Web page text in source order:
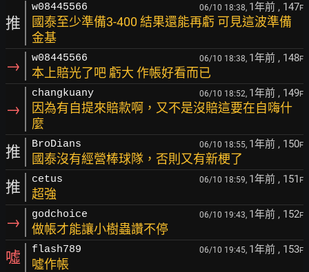
推
w08445566 06/10 18:38, 1年前 , 147F
國泰至少準備3-400 結果還能再虧 可見這波準備
金基
→ w08445566 06/10 18:38, 1年前 , 148F
本上賠光了吧 虧大 作帳好看而已
→
changkuany 06/10 18:52, 1年前 , 149F
因為有自提來賠款啊，又不是沒賠這要在自嗨什
麼
推 BroDians 06/10 18:55, 1年前 , 150F
國泰沒有經營棒球隊，否則又有新梗了
推 cetus 06/10 18:59, 1年前 , 151 F
超強
→ godchoice 06/10 19:43, 1年前 , 152F
做帳才能讓小樹蟲讚不停
噓 flash789 06/10 19:45, 1年前 , 153F
噓作帳